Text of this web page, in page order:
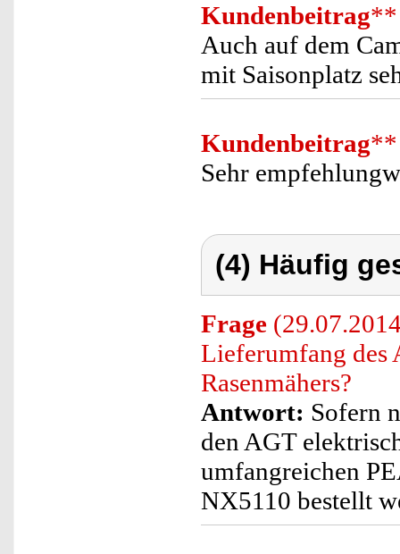
Kundenbeitrag**
Auch auf dem
mit Saisonplatz
Kundenbeitrag**
Sehr
(4) Häufig
Frage
Lieferumfang des
Rasenmähers?
Antwort: Sofern
den AGT
umfangreichen
NX5110 bestellt